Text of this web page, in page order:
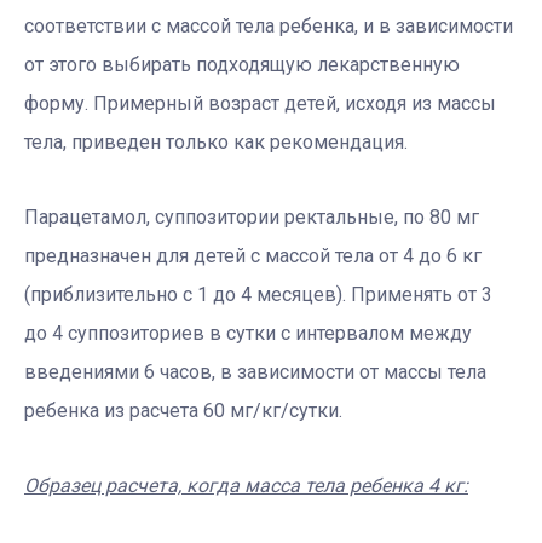
соответствии с массой тела ребенка, и в зависимости
от этого выбирать подходящую лекарственную
форму. Примерный возраст детей, исходя из массы
тела, приведен только как рекомендация.
Парацетамол, суппозитории ректальные, по 80 мг
предназначен для детей с массой тела от 4 до 6 кг
(приблизительно с 1 до 4 месяцев). Применять от 3
до 4 суппозиториев в сутки с интервалом между
введениями 6 часов, в зависимости от массы тела
ребенка из расчета 60 мг/кг/сутки.
Образец расчета, когда масса тела ребенка 4 кг: